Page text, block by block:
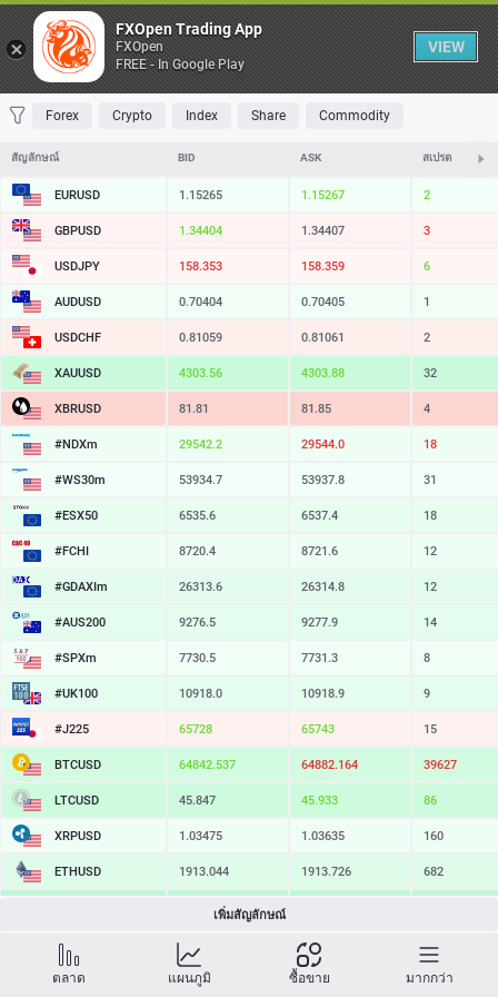
Table
FAVORITES MOST TRADED TOP RISERS TOP FALLERS MOST
Forex Crypto Index Share Commodity
สัญลักษณ์ BID ASK สเปรด
EURUSD 1.15265 1.15267 2
GBPUSD 1.34404 1.34407 3
USDJPY 158.353 158.359 6
AUDUSD 0.70404 0.70405 1
USDCHF 0.81059 0.81061 2
XAUUSD 4303.56 4303.88 32
XBRUSD 81.81 81.85 4
#NDXm 29542.2 29544.0 18
#WS30m 53934.7 53937.8 31
#ESX50 6535.6 6537.4 18
#FCHI 8720.4 8721.6 12
#GDAXIm 26313.6 26314.8 12
#AUS200 9276.5 9277.9 14
#SPXm 7730.5 7731.3 8
#UK100 10918.0 10918.9 9
#J225 65728 65743 15
BTCUSD 64842.537 64882.164 39627
LTCUSD 45.847 45.933 86
XRPUSD 1.03475 1.03635 160
ETHUSD 1913.044 1913.726 682
215.589
SOLUSD 73.65
TSLA 321.52 322.13 61
เพิ่มสัญลักษณ์
ตลาด แผนภูมิ ซื้อขาย มากกว่า
FXOpen Trading App
FXOpen
FREE - In Google Play
VIEW